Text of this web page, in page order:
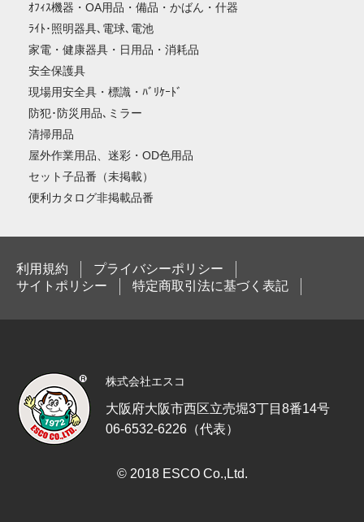
ｵﾌｨｽ機器・OA用品・備品・かばん・什器
ﾗｲﾄ･照明器具､電球､電池
家電・健康器具・日用品・消耗品
安全保護具
現場用安全具・標識・ﾊﾞﾘｹｰﾄﾞ
防犯･防災用品､ミラー
清掃用品
屋外作業用品、迷彩・OD色用品
セット子品番（未掲載）
便利カタログ非掲載品番
利用規約
プライバシーポリシー
サイトポリシー
特定商取引法に基づく表記
株式会社エスコ
大阪府大阪市西区立売堀3丁目8番14号
06-6532-6226（代表）
© 2018 ESCO Co.,Ltd.